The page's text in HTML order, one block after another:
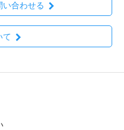
い合わせる
て